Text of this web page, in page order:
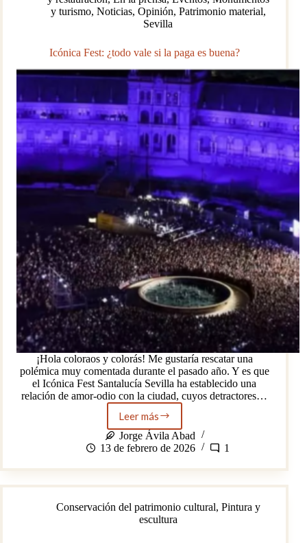
y turismo, Noticias, Opinión, Patrimonio material,
Sevilla
Icónica Fest: ¿todo vale si la paga es buena?
¡Hola coloraos y colorás! Me gustaría rescatar una
polémica muy comentada durante el pasado año. Y es que
el Icónica Fest Santalucía Sevilla ha establecido una
relación de amor-odio con la ciudad, cuyos detractores…
Leer másIcónica
Fest:
¿todo
si
la
es
buena?
Jorge Ávila Abad
13 de febrero de 2026
1
Conservación del patrimonio cultural, Pintura y
escultura